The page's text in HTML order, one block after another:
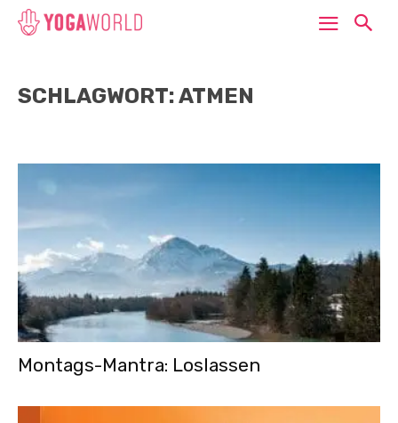
SCHLAGWORT: ATMEN
Montags-Mantra: Loslassen